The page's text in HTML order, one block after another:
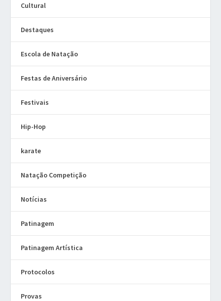
Cultural
Destaques
Escola de Natação
Festas de Aniversário
Festivais
Hip-Hop
karate
Natação Competição
Notícias
Patinagem
Patinagem Artística
Protocolos
Provas